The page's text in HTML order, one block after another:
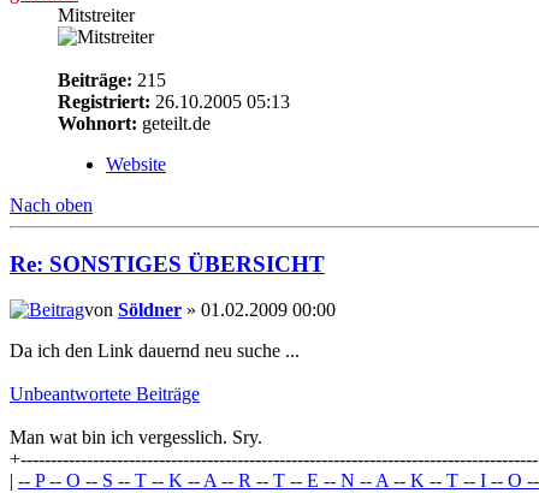
Mitstreiter
Beiträge: 215
Registriert: 26.10.2005 05:13
Wohnort: geteilt.de
Website
Nach oben
Re: SONSTIGES ÜBERSICHT
von Söldner » 01.02.2009 00:00
Da ich den Link dauernd neu suche ...
Unbeantwortete Beiträge
Man wat bin ich vergesslich. Sry.
| -- P -- O -- S -- T -- K -- A -- R -- T -- E -- N -- A -- K -- T -- I -- O